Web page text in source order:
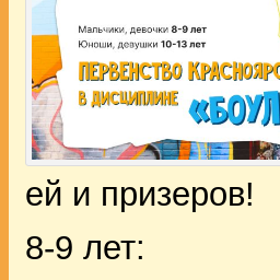
ей и призеров!
8-9 лет: